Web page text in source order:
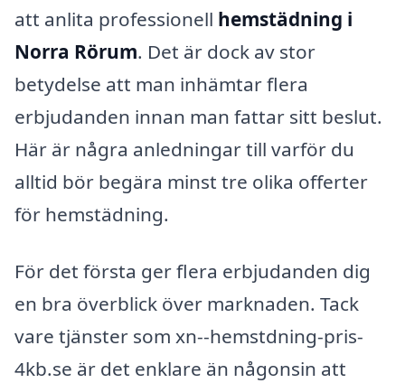
att anlita professionell hemstädning i
Norra Rörum. Det är dock av stor
betydelse att man inhämtar flera
erbjudanden innan man fattar sitt beslut.
Här är några anledningar till varför du
alltid bör begära minst tre olika offerter
för hemstädning.
För det första ger flera erbjudanden dig
en bra överblick över marknaden. Tack
vare tjänster som xn--hemstdning-pris-
4kb.se är det enklare än någonsin att